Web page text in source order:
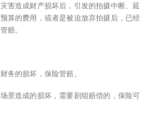
害造成财产损坏后，引发的拍摄中断、延
算的费用，或者是被迫放弃拍摄后，已经
赔。
务的损坏，保险管赔。
景造成的损坏，需要剧组赔偿的，保险可